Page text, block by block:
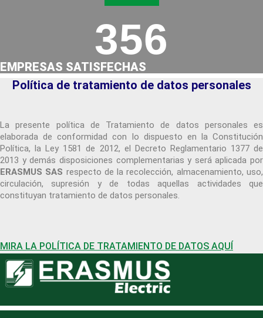
EMPRESAS SATISFECHAS
356
Política de tratamiento de datos personales
La presente política de Tratamiento de datos personales es
elaborada de conformidad con lo dispuesto en la Constitución
Política, la Ley 1581 de 2012, el Decreto Reglamentario 1377 de
2013 y demás disposiciones complementarias y será aplicada por
ERASMUS SAS respecto de la recolección, almacenamiento, uso,
circulación, supresión y de todas aquellas actividades que
constituyan tratamiento de datos personales.
MIRA LA POLÍTICA DE TRATAMIENTO DE DATOS AQUÍ